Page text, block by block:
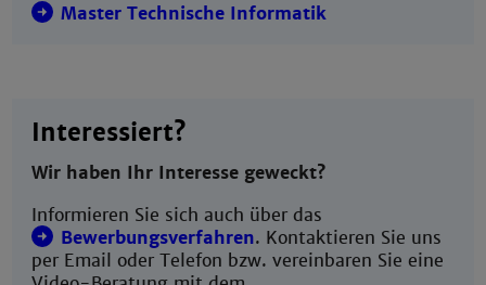
Master Technische Informatik
Interessiert?
Wir haben Ihr Interesse geweckt?
Informieren Sie sich auch über das
Bewerbungsverfahren. Kontaktieren Sie uns
per Email oder Telefon bzw. vereinbaren Sie eine